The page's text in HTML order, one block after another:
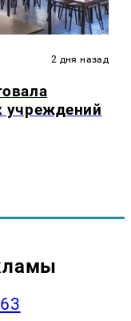
2 дня назад
учреждений